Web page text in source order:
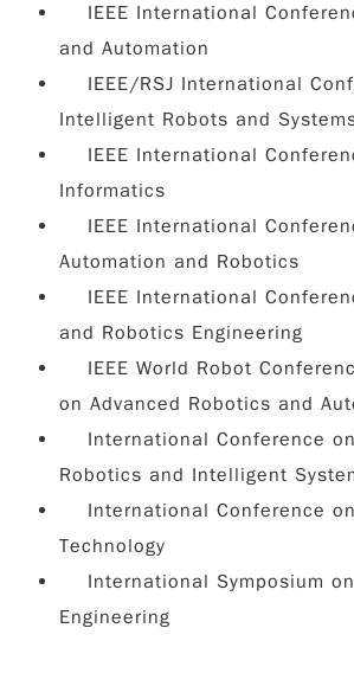
IEEE International
and Automation
IEEE/RSJ International
Intelligent Robots and
IEEE International
Informatics
IEEE International
Automation and Robotics
IEEE International
and Robotics Engineering
IEEE World Robot
on Advanced Robotics and
International Conference on
Robotics and Intelligent
International Conference
Technology
International Symposium
Engineering